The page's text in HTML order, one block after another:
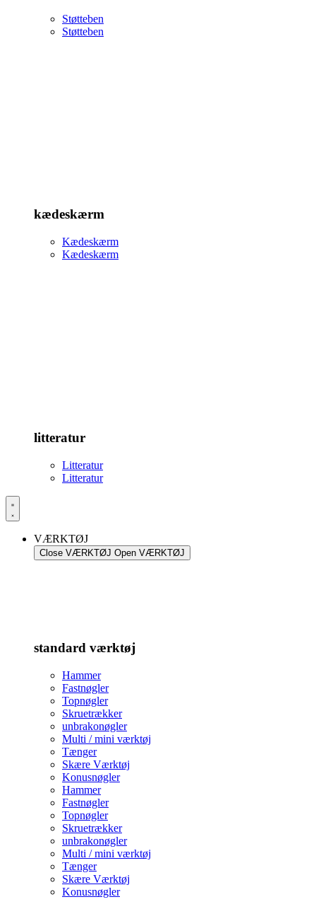
Støtteben
Støtteben
kædeskærm
Kædeskærm
Kædeskærm
litteratur
Litteratur
Litteratur
VÆRKTØJ
Close VÆRKTØJ Open VÆRKTØJ
standard værktøj
Hammer
Fastnøgler
Topnøgler
Skruetrækker
unbrakonøgler
Multi / mini værktøj
Tænger
Skære Værktøj
Konusnøgler
Hammer
Fastnøgler
Topnøgler
Skruetrækker
unbrakonøgler
Multi / mini værktøj
Tænger
Skære Værktøj
Konusnøgler